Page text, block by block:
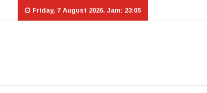
Friday, 7 August 2026. Jam: 23:05